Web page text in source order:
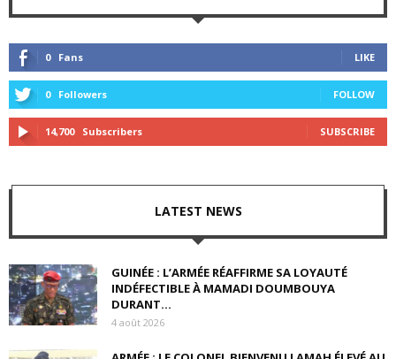
0 Fans LIKE
0 Followers FOLLOW
14,700 Subscribers SUBSCRIBE
LATEST NEWS
GUINÉE : L’ARMÉE RÉAFFIRME SA LOYAUTÉ
INDÉFECTIBLE À MAMADI DOUMBOUYA
DURANT...
4 août 2026